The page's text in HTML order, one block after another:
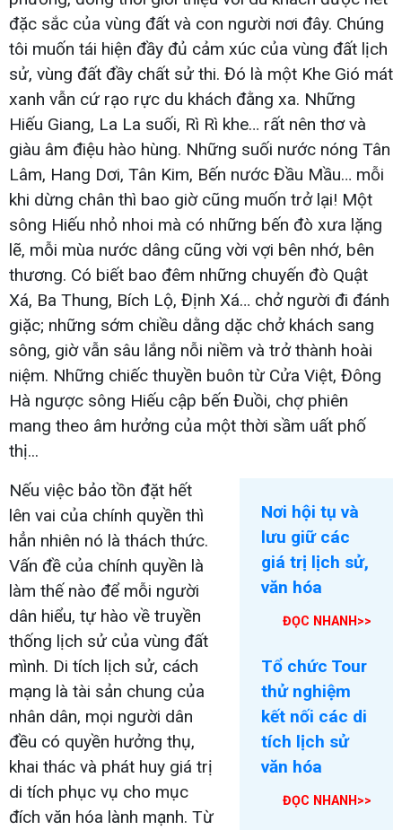
đặc sắc của vùng đất và con người nơi đây. Chúng
tôi muốn tái hiện đầy đủ cảm xúc của vùng đất lịch
sử, vùng đất đầy chất sử thi. Đó là một Khe Gió mát
xanh vẫn cứ rạo rực du khách đằng xa. Những
Hiếu Giang, La La suối, Rì Rì khe… rất nên thơ và
giàu âm điệu hào hùng. Những suối nước nóng Tân
Lâm, Hang Dơi, Tân Kim, Bến nước Đầu Mầu… mỗi
khi dừng chân thì bao giờ cũng muốn trở lại! Một
sông Hiếu nhỏ nhoi mà có những bến đò xưa lặng
lẽ, mỗi mùa nước dâng cũng vời vợi bên nhớ, bên
thương. Có biết bao đêm những chuyến đò Quật
Xá, Ba Thung, Bích Lộ, Định Xá… chở người đi đánh
giặc; những sớm chiều dằng dặc chở khách sang
sông, giờ vẫn sâu lắng nỗi niềm và trở thành hoài
niệm. Những chiếc thuyền buôn từ Cửa Việt, Đông
Hà ngược sông Hiếu cập bến Đuồi, chợ phiên
mang theo âm hưởng của một thời sầm uất phố
thị...
Nơi hội tụ và
lưu giữ các
giá trị lịch sử,
văn hóa
ĐỌC NHANH>>
Tổ chức Tour
thử nghiệm
kết nối các di
tích lịch sử
văn hóa
ĐỌC NHANH>>
Nếu việc bảo tồn đặt hết
lên vai của chính quyền thì
hẳn nhiên nó là thách thức.
Vấn đề của chính quyền là
làm thế nào để mỗi người
dân hiểu, tự hào về truyền
thống lịch sử của vùng đất
mình. Di tích lịch sử, cách
mạng là tài sản chung của
nhân dân, mọi người dân
đều có quyền hưởng thụ,
khai thác và phát huy giá trị
di tích phục vụ cho mục
đích văn hóa lành mạnh. Từ